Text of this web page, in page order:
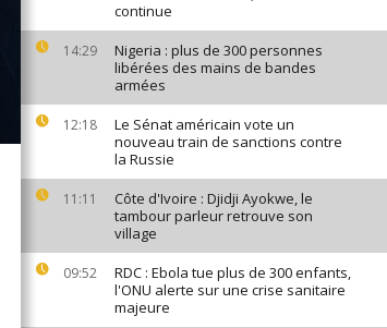
continue
14:29
Nigeria : plus de 300 personnes
libérées des mains de bandes
armées
12:18
Le Sénat américain vote un
nouveau train de sanctions contre
la Russie
11:11
Côte d'Ivoire : Djidji Ayokwe, le
tambour parleur retrouve son
village
09:52
RDC : Ebola tue plus de 300 enfants,
l'ONU alerte sur une crise sanitaire
majeure